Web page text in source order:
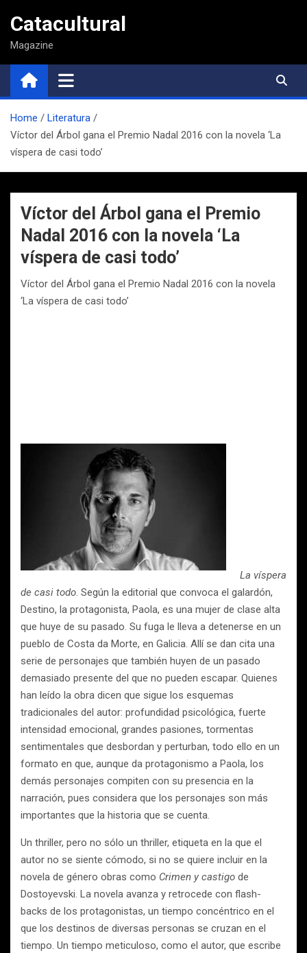
contenido
Catacultural
Magazine
Home
Literatura
Víctor del Árbol gana el Premio Nadal 2016 con la novela ‘La
víspera de casi todo’
Víctor del Árbol gana el Premio
Nadal 2016 con la novela ‘La
víspera de casi todo’
Víctor del Árbol gana el Premio Nadal 2016 con la novela
‘La víspera de casi todo’
La víspera
de casi todo. Según la editorial que convoca el galardón,
Destino, la protagonista, Paola, es una mujer de clase alta
que huye de su pasado. Su fuga le lleva a detenerse en un
pueblo de Costa da Morte, en Galicia. Allí se dan cita una
serie de personajes que también huyen de un pasado
demasiado presente del que no pueden escapar. Quienes
han leído la obra dicen que sigue los esquemas
tradicionales del autor: profundidad psicológica, fuerte
intensidad emocional, grandes pasiones, tormentas
sentimentales que desbordan y perturban, todo ello en un
formato en que, aunque da protagonismo a Paola, los
demás personajes compiten con su presencia en la
narración, pues considera que los personajes son más
importantes que la historia que se cuenta.
Un thriller, pero no sólo un thriller, etiqueta en la que el
autor no se siente cómodo, si no se quiere incluir en la
novela de género obras como Crimen y castigo de
Dostoyevski. La novela avanza y retrocede con flash-
backs de los protagonistas, un tiempo concéntrico en el
que los destinos de diversas personas se cruzan en el
tiempo. Un tiempo meticuloso, como el autor, que escribe